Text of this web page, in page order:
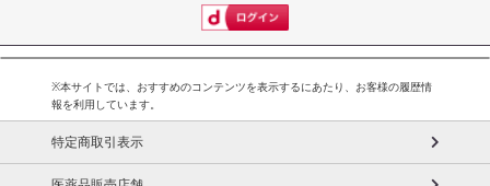
※本サイトでは、おすすめのコンテンツを表示するにあたり、お客様の履歴情
報を利用しています。
特定商取引表示